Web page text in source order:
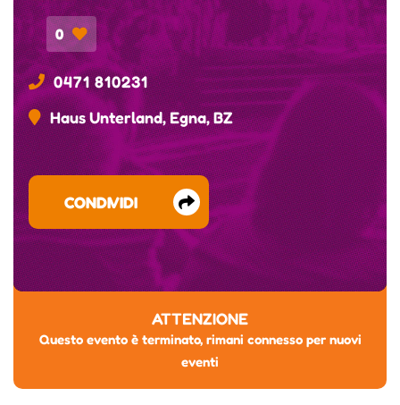
0
0471 810231
Haus Unterland, Egna, BZ
CONDIVIDI
ATTENZIONE
Questo evento è terminato, rimani connesso per nuovi
eventi